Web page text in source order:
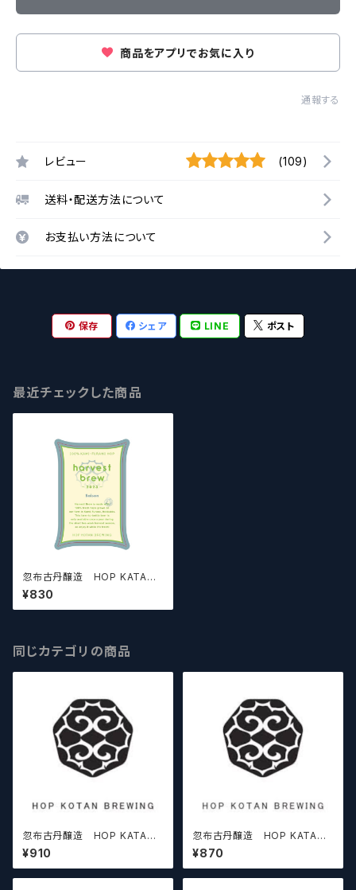
商品をアプリでお気に入り
通報する
レビュー (109)
送料・配送方法について
お支払い方法について
保存 シェア LINE ポスト
最近チェックした商品
忽布古丹醸造 HOP KATAN
HARVEST BREW 2023 Sais
on【クラフトビール】
¥830
同じカテゴリの商品
忽布古丹醸造 HOP KATAN
野放図（のほうず）【クラフトビー
ル】
¥910
忽布古丹醸造 HOP KATAN
Fable（フェイブル）【クラフトビ
ール】
¥870